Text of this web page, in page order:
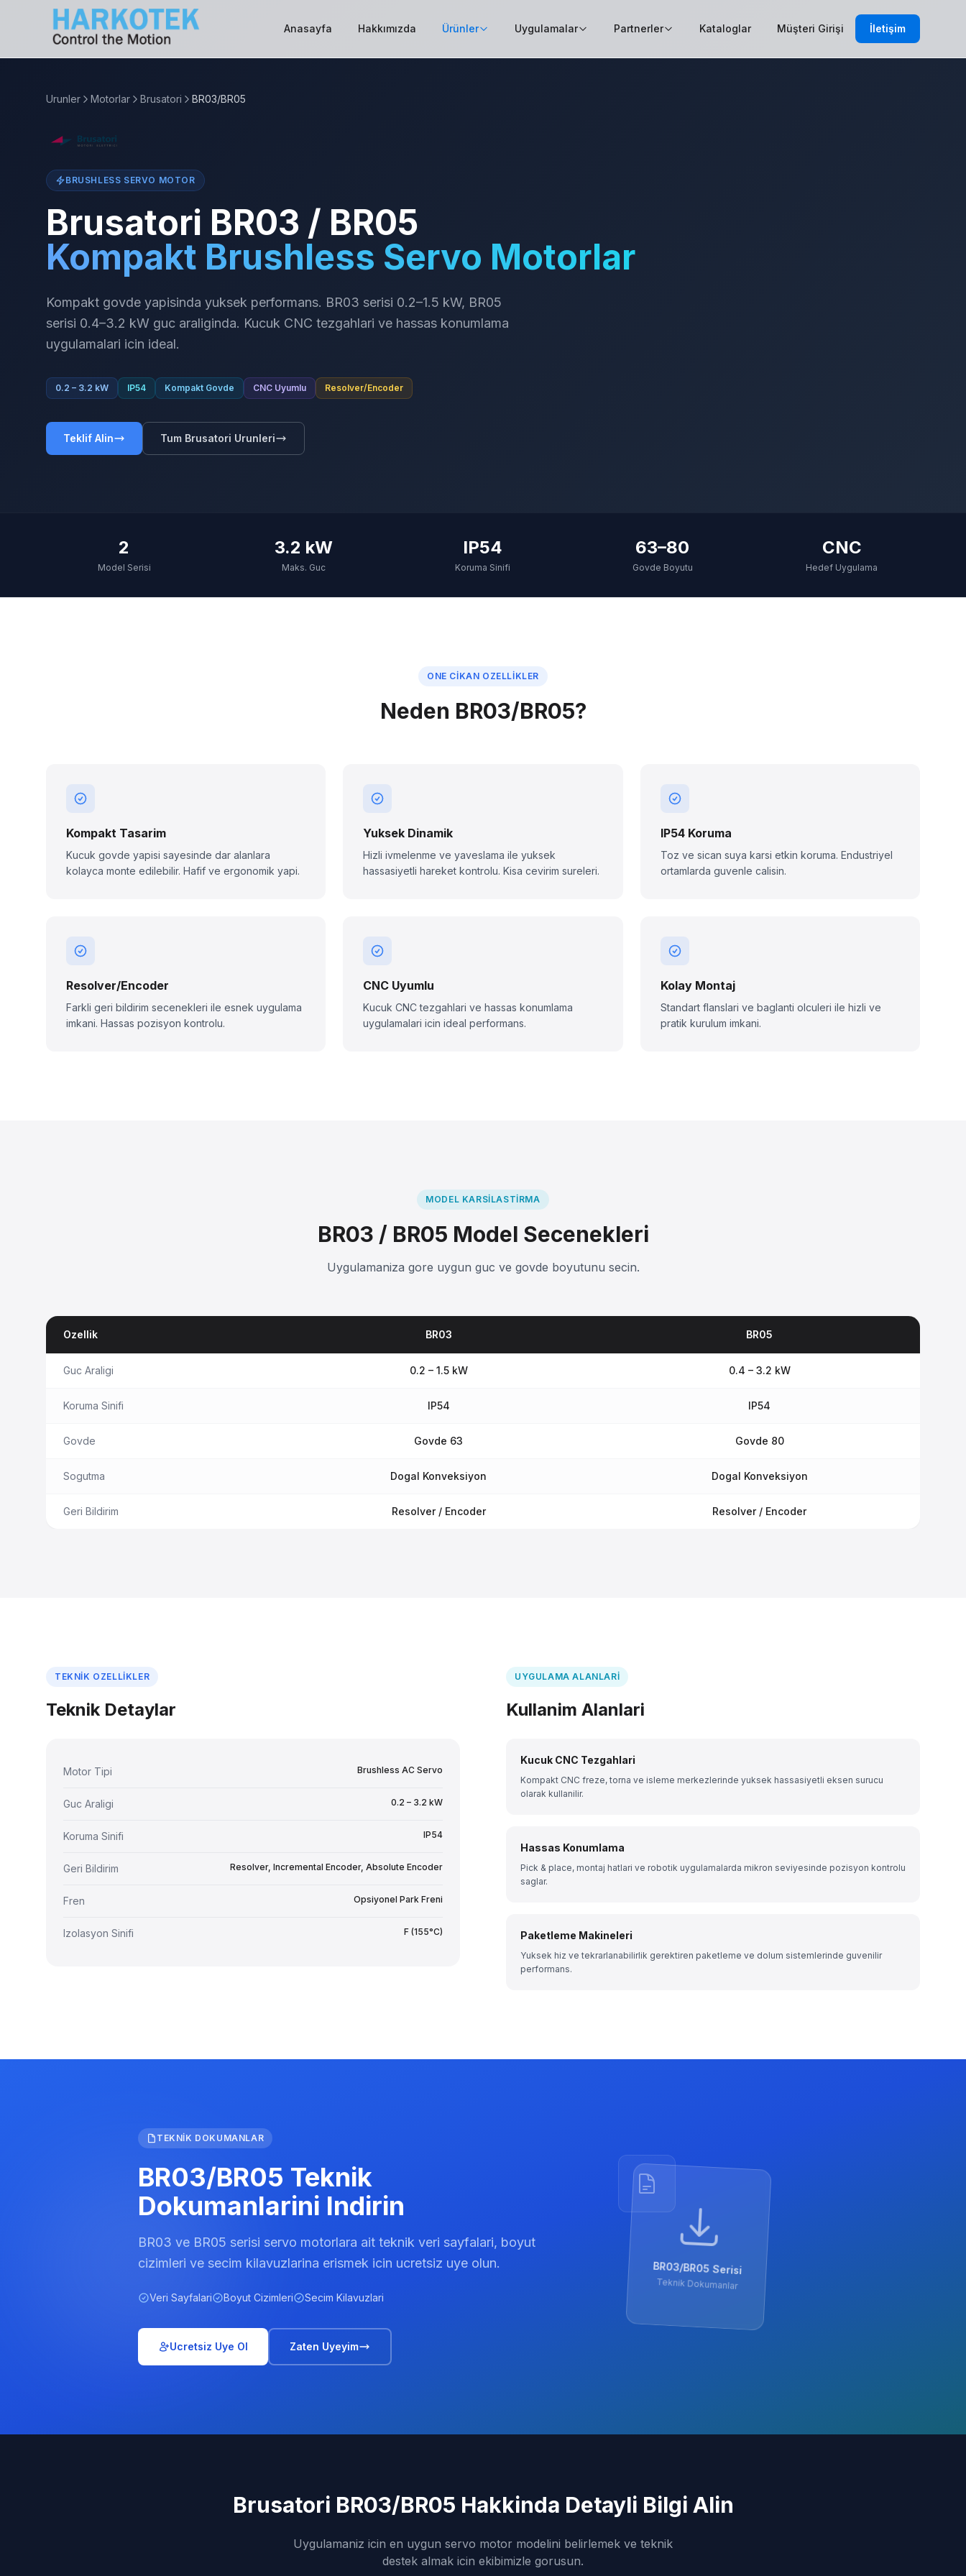
Anasayfa Hakkımızda Ürünler Uygulamalar Partnerler Kataloglar Müşteri Girişi İletişim
Urunler Motorlar Brusatori BR03/BR05
BRUSHLESS SERVO MOTOR
Brusatori BR03 / BR05
Kompakt Brushless Servo Motorlar
Kompakt govde yapisinda yuksek performans. BR03 serisi 0.2–1.5 kW, BR05
serisi 0.4–3.2 kW guc araliginda. Kucuk CNC tezgahlari ve hassas konumlama
uygulamalari icin ideal.
0.2 – 3.2 kW IP54 Kompakt Govde CNC Uyumlu Resolver/Encoder
Teklif Alin Tum Brusatori Urunleri
2
Model Serisi
3.2 kW
Maks. Guc
IP54
Koruma Sinifi
63–80
Govde Boyutu
CNC
Hedef Uygulama
ONE CIKAN OZELLIKLER
Neden BR03/BR05?
Kompakt Tasarim
Kucuk govde yapisi sayesinde dar alanlara
kolayca monte edilebilir. Hafif ve ergonomik yapi.
Yuksek Dinamik
Hizli ivmelenme ve yaveslama ile yuksek
hassasiyetli hareket kontrolu. Kisa cevirim sureleri.
IP54 Koruma
Toz ve sican suya karsi etkin koruma. Endustriyel
ortamlarda guvenle calisin.
Resolver/Encoder
Farkli geri bildirim secenekleri ile esnek uygulama
imkani. Hassas pozisyon kontrolu.
CNC Uyumlu
Kucuk CNC tezgahlari ve hassas konumlama
uygulamalari icin ideal performans.
Kolay Montaj
Standart flanslari ve baglanti olculeri ile hizli ve
pratik kurulum imkani.
MODEL KARSILASTIRMA
BR03 / BR05 Model Secenekleri
Uygulamaniza gore uygun guc ve govde boyutunu secin.
Ozellik BR03 BR05
Guc Araligi 0.2 – 1.5 kW 0.4 – 3.2 kW
Koruma Sinifi IP54 IP54
Govde Govde 63 Govde 80
Sogutma Dogal Konveksiyon Dogal Konveksiyon
Geri Bildirim Resolver / Encoder Resolver / Encoder
TEKNIK OZELLIKLER
Teknik Detaylar
Motor Tipi Brushless AC Servo
Guc Araligi 0.2 – 3.2 kW
Koruma Sinifi IP54
Geri Bildirim Resolver, Incremental Encoder, Absolute Encoder
Fren Opsiyonel Park Freni
Izolasyon Sinifi F (155°C)
UYGULAMA ALANLARI
Kullanim Alanlari
Kucuk CNC Tezgahlari
Kompakt CNC freze, torna ve isleme merkezlerinde yuksek hassasiyetli eksen surucu
olarak kullanilir.
Hassas Konumlama
Pick & place, montaj hatlari ve robotik uygulamalarda mikron seviyesinde pozisyon kontrolu
saglar.
Paketleme Makineleri
Yuksek hiz ve tekrarlanabilirlik gerektiren paketleme ve dolum sistemlerinde guvenilir
performans.
TEKNIK DOKUMANLAR
BR03/BR05 Teknik
Dokumanlarini Indirin
BR03 ve BR05 serisi servo motorlara ait teknik veri sayfalari, boyut
cizimleri ve secim kilavuzlarina erismek icin ucretsiz uye olun.
Veri Sayfalari Boyut Cizimleri Secim Kilavuzlari
Ucretsiz Uye Ol Zaten Uyeyim
BR03/BR05 Serisi
Teknik Dokumanlar
Brusatori BR03/BR05 Hakkinda Detayli Bilgi Alin
Uygulamaniz icin en uygun servo motor modelini belirlemek ve teknik
destek almak icin ekibimizle gorusun.